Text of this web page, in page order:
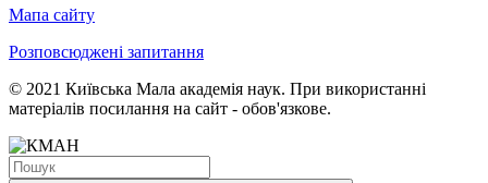
Мапа сайту
Розповсюджені запитання
© 2021 Київська Мала академія наук. При використанні
матеріалів посилання на сайт - обов'язкове.